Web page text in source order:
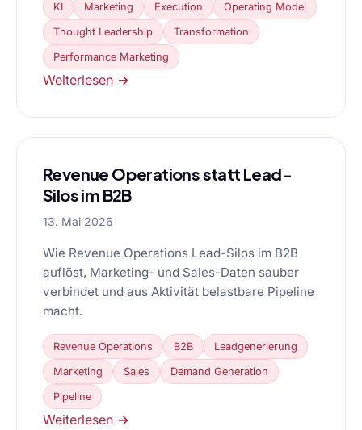
KI Marketing Execution Operating Model
Thought Leadership Transformation
Performance Marketing
Weiterlesen →
Revenue Operations statt Lead-
Silos im B2B
13. Mai 2026
Wie Revenue Operations Lead-Silos im B2B
auflöst, Marketing- und Sales-Daten sauber
verbindet und aus Aktivität belastbare Pipeline
macht.
Revenue Operations B2B Leadgenerierung
Marketing Sales Demand Generation
Pipeline
Weiterlesen →